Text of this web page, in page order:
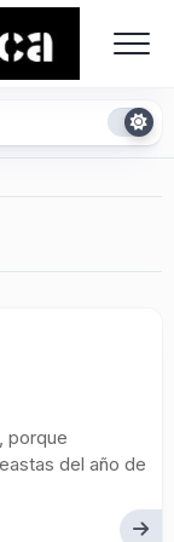
porque
del año de